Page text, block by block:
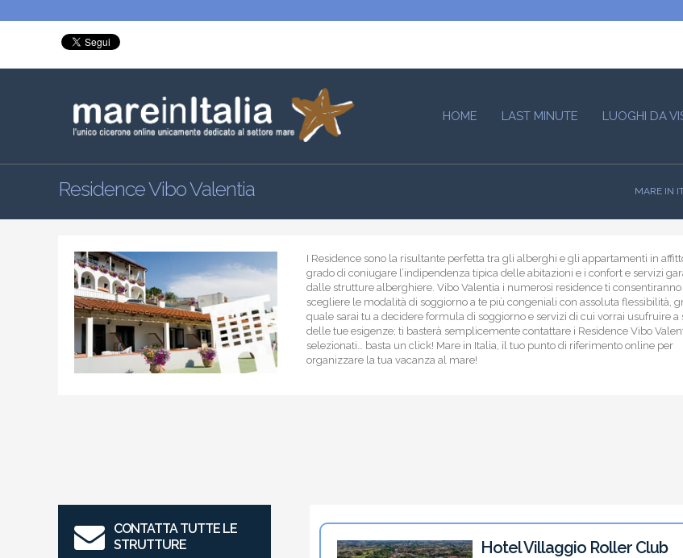
HOME LAST MINUTE LUOGHI DA
Residence Vibo Valentia MARE IN
I Residence sono la risultante perfetta tra gli alberghi e gli appartamenti in
grado di coniugare l’indipendenza tipica delle abitazioni e i confort e servizi
dalle strutture alberghiere. Vibo Valentia i numerosi residence ti consentiranno
scegliere le modalità di soggiorno a te più congeniali con assoluta flessibilità,
quale sarai tu a decidere formula di soggiorno e servizi di cui vorrai usufruire a
delle tue esigenze; ti basterà semplicemente contattare i Residence Vibo
selezionati… basta un click! Mare in Italia, il tuo punto di riferimento online per
organizzare la tua vacanza al mare!
CONTATTA TUTTE LE
STRUTTURE
Hotel Villaggio Roller Club